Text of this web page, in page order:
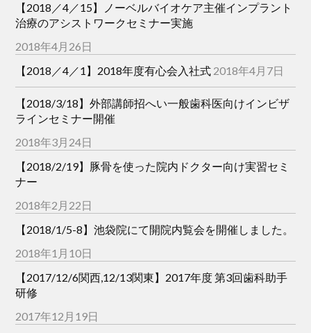
【2018／4／15】ノーベルバイオケア主催インプラント
治療のアシストワークセミナー実施
2018年4月26日
【2018／4／1】2018年度有心会入社式 2018年4月7日
【2018/3/18】外部講師招へい一般歯科医向けインビザ
ラインセミナー開催
2018年3月24日
【2018/2/19】豚骨を使った院内ドクター向け実習セミ
ナー
2018年2月22日
【2018/1/5-8】池袋院にて開院内覧会を開催しました。
2018年1月10日
【2017/12/6関西,12/13関東】2017年度 第3回歯科助手
研修
2017年12月19日